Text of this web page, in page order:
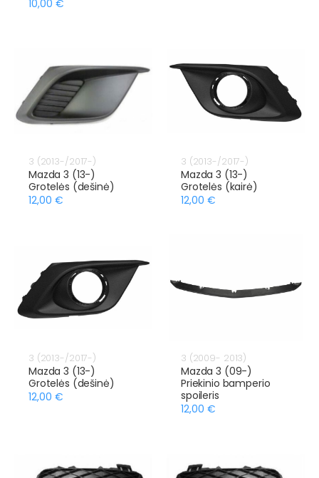
10,00 €
3 (2013-/2017-)
Mazda 3 (13-)
Grotelės (dešinė)
12,00 €
3 (2013-/2017-)
Mazda 3 (13-)
Grotelės (kairė)
12,00 €
3 (2013-/2017-)
Mazda 3 (13-)
Grotelės (dešinė)
12,00 €
3 (2009- 2013)
Mazda 3 (09-)
Priekinio bamperio
spoileris
12,00 €